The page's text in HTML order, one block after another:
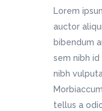
Lorem
auctor
bibendum
sem nibh
nibh
tellus a